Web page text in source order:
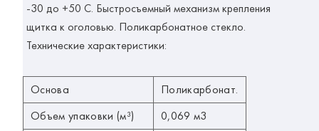
-30 до +50 С. Быстросъемный механизм крепления
щитка к оголовью. Поликарбонатное стекло.
Технические характеристики:
Основа
Поликарбонат.
Объем упаковки (м³)
0,069 м3